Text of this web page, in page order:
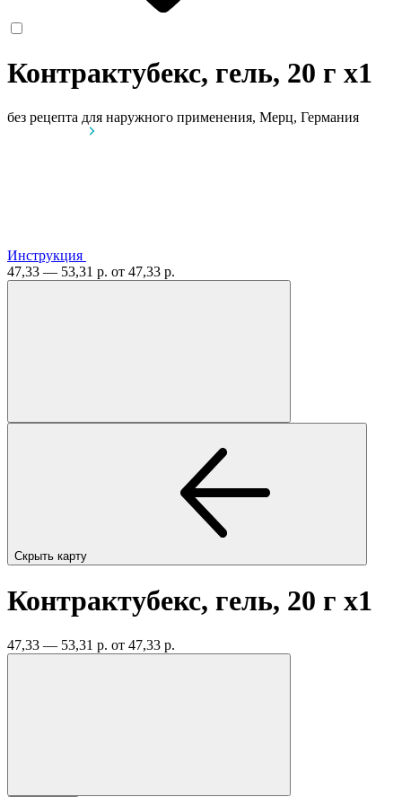
Контрактубекс, гель, 20 г x1
без рецепта для наружного применения, Мерц, Германия
Инструкция
47,33 — 53,31 р. от 47,33 р.
Скрыть карту
Контрактубекс, гель, 20 г x1
47,33 — 53,31 р. от 47,33 р.